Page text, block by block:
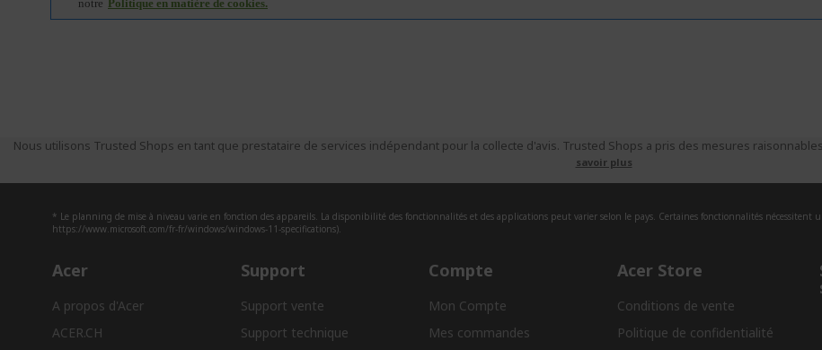
Nous utilisons Trusted Shops en tant que prestataire de services indépendant pour la collecte d'avis. Trusted Shops a pris des mesures
savoir plus
* Le planning de mise à niveau varie en fonction des appareils. La disponibilité des fonctionnalités et des applications peut varier selon le pays. Certaines fonctionnalités nécessitent
https://www.microsoft.com/fr-fr/windows/windows-11-specifications).
Acer
A propos d'Acer
ACER.CH
Support
Support vente
Support technique
Compte
Mon Compte
Mes commandes
Acer Store
Conditions de vente
Politique de confidentialité